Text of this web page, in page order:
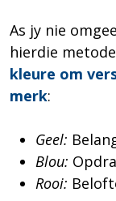
As jy nie
hierdie
kleure om
merk:
Geel:
Blou:
Rooi: